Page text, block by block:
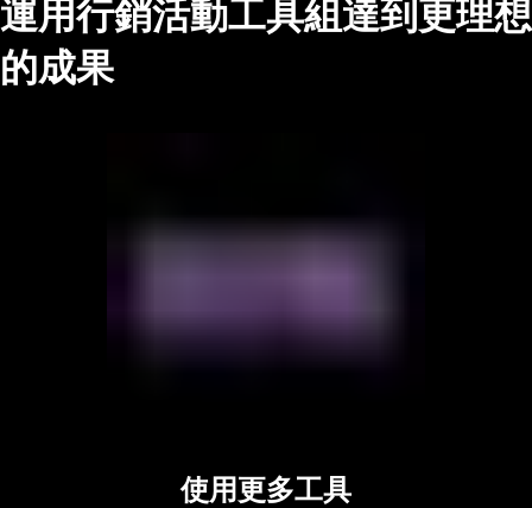
運用行銷活動工具組達到更理想
的成果
使用更多工具